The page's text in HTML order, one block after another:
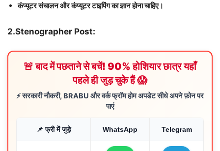
कंप्यूटर संचालन और कंप्यूटर टाइपिंग का ज्ञान होना चाहिए।
2.Stenographer Post:
🚨 बाद में पछताने से बचें! 90% होशियार छात्र यहाँ
पहले ही जुड़ चुके हैं 😱
⚡ सरकारी नौकरी, BRABU और वर्क फ्रॉम होम अपडेट सीधे अपने फ़ोन पर
पाएं
📌 फ्री में जुड़े WhatsApp Telegram